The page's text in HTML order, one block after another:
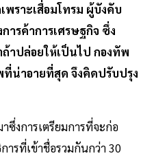
พราะเสื่อมโทรม ผู้บังคับ
ารค้าการเศรษฐกิจ ซึ่ง
าปล่อยให้เป็นไป กองทัพ
น่าอายที่สุด จึงคิดปรับปรุง
ซึ่งการเตรียมการที่จะก่อ
ารที่เข้าชื่อรวมกันกว่า 30